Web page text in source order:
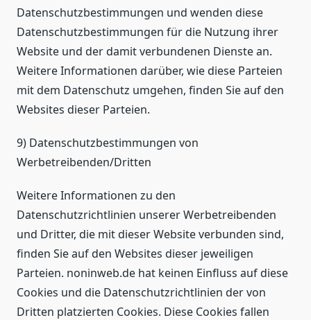
Datenschutzbestimmungen und wenden diese
Datenschutzbestimmungen für die Nutzung ihrer
Website und der damit verbundenen Dienste an.
Weitere Informationen darüber, wie diese Parteien
mit dem Datenschutz umgehen, finden Sie auf den
Websites dieser Parteien.
9) Datenschutzbestimmungen von
Werbetreibenden/Dritten
Weitere Informationen zu den
Datenschutzrichtlinien unserer Werbetreibenden
und Dritter, die mit dieser Website verbunden sind,
finden Sie auf den Websites dieser jeweiligen
Parteien. noninweb.de hat keinen Einfluss auf diese
Cookies und die Datenschutzrichtlinien der von
Dritten platzierten Cookies. Diese Cookies fallen